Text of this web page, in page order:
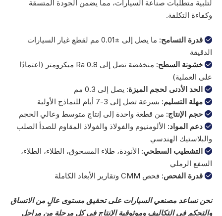
لتلبية متطلبات صناعة السيارات، مما يضمن الجودة المتسقة
وكفاءة التكلفة.
 قدرة التسامح:
ما يصل إلى ±0.01 مم لقطع غيار السيارات
الدقيقة
 خشونة السطح:
منخفضة تصل إلى Ra 0.8 ميكرومتر (اعتمادًا
على العملية)
 الحد الأدنى لحجم الميزة: يصل إلى 0.3 مم
 مهلة التسليم: بسرعة تصل إلى 3-7 أيام للنماذج الأولية
 حجم الإنتاج: من قطعة واحدة إلى إنتاج متوسط وعالي الحجم
 دعم المواد: الألومنيوم والفولاذ والفولاذ المقاوم للصدأ الصلب
والبلاستيك الهندسي
 التشطيب السطحي: الأنودة، طلاء المسحوق، الطلاء، الطلاء،
السفع الرملي
 قدرة الفحص: فحص CMM وتقارير الأبعاد الكاملة
نحن نساعد مصنعي السيارات على تحقيق مستوى عالٍ من الاتساق
والتحكم في التكاليف وموثوقية الإنتاج في كل مرحلة من مراحل